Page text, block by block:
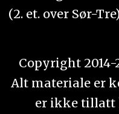
(2. et. over Sør-
Copyright
Alt materiale er
er ikke tillatt